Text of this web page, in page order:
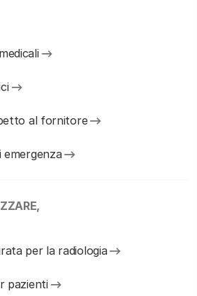
al fornitore
emergenza
per la radiologia
pazienti